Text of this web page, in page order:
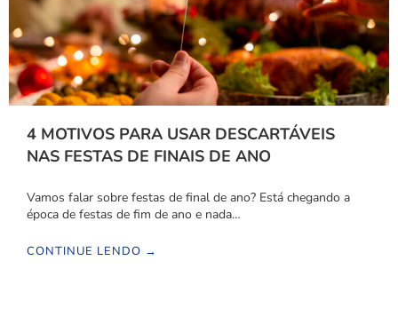
4 MOTIVOS PARA USAR DESCARTÁVEIS
NAS FESTAS DE FINAIS DE ANO
Vamos falar sobre festas de final de ano? Está chegando a
época de festas de fim de ano e nada…
CONTINUE LENDO →